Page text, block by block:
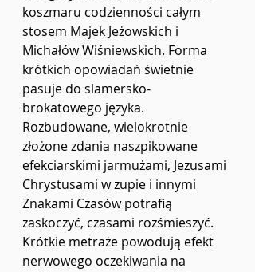
koszmaru codzienności całym
stosem Majek Jeżowskich i
Michałów Wiśniewskich. Forma
krótkich opowiadań świetnie
pasuje do slamersko-
brokatowego języka.
Rozbudowane, wielokrotnie
złożone zdania naszpikowane
efekciarskimi jarmużami, Jezusami
Chrystusami w zupie i innymi
Znakami Czasów potrafią
zaskoczyć, czasami rozśmieszyć.
Krótkie metraże powodują efekt
nerwowego oczekiwania na